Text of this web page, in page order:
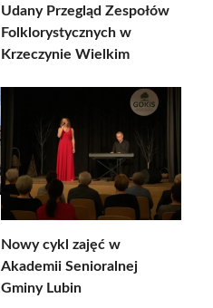
Udany Przegląd Zespołów
Folklorystycznych w
Krzeczynie Wielkim
Nowy cykl zajęć w
Akademii Senioralnej
Gminy Lubin